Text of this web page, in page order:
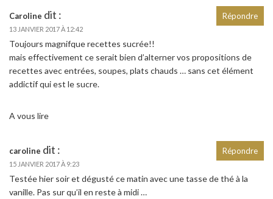
Caroline dit :
13 JANVIER 2017 À 12:42
Toujours magnifque recettes sucrée!!
mais effectivement ce serait bien d’alterner vos propositions de
recettes avec entrées, soupes, plats chauds … sans cet élément
addictif qui est le sucre.
A vous lire
Répondre
caroline dit :
15 JANVIER 2017 À 9:23
Testée hier soir et dégusté ce matin avec une tasse de thé à la
vanille. Pas sur qu’il en reste à midi …
Répondre